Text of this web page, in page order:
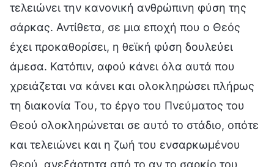
τελειώνει την κανονική ανθρώπινη φύση της
σάρκας. Αντίθετα, σε μια εποχή που ο Θεός
έχει προκαθορίσει, η θεϊκή φύση δουλεύει
άμεσα. Κατόπιν, αφού κάνει όλα αυτά που
χρειάζεται να κάνει και ολοκληρώσει πλήρως
τη διακονία Του, το έργο του Πνεύματος του
Θεού ολοκληρώνεται σε αυτό το στάδιο, οπότε
και τελειώνει και η ζωή του ενσαρκωμένου
Θεού, ανεξάρτητα από το αν το σαρκίο του